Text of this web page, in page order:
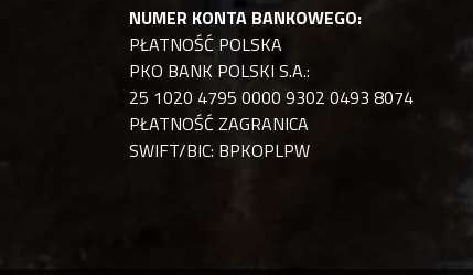
NUMER KONTA BANKOWEGO:
PŁATNOŚĆ POLSKA
PKO BANK POLSKI S.A.:
25 1020 4795 0000 9302 0493 8074
PŁATNOŚĆ ZAGRANICA
SWIFT/BIC: BPKOPLPW